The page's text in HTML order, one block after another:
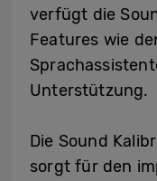
verfügt die
Features wie
Unterstützung.
Die Sound
sorgt für den